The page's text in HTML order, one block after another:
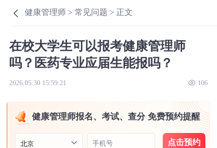
健康管理师 >常见问题 > 正文
在校大学生可以报考健康管理师
吗？医药专业应届生能报吗？
2026.05.30 15:59:21 106
健康管理师报名、考试、查分 免费预约提醒
北京 手机号 点击预约